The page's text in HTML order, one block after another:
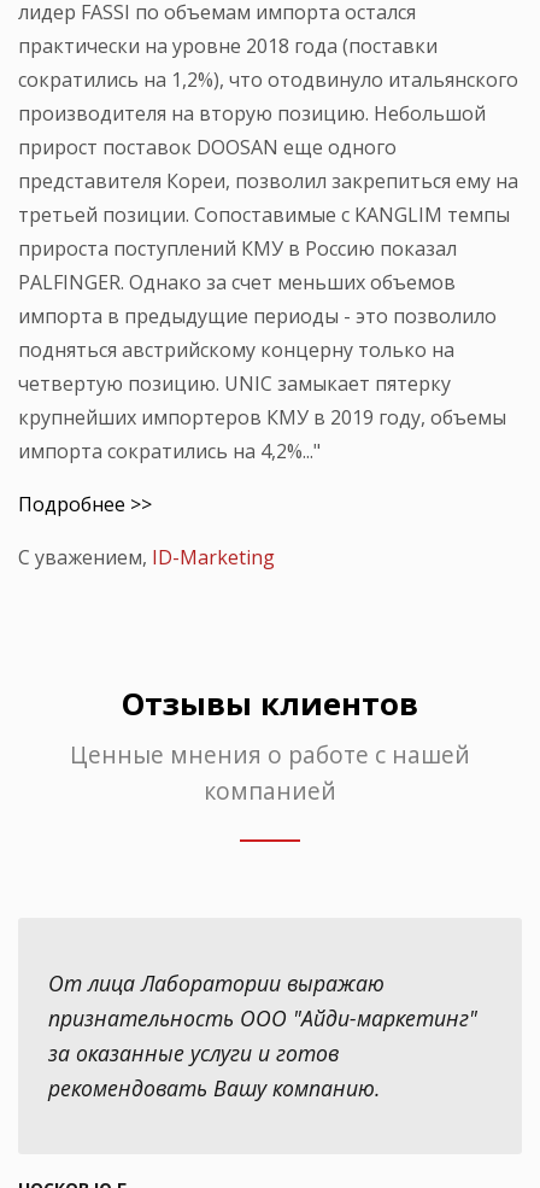
лидер FASSI по объемам импорта остался
практически на уровне 2018 года (поставки
сократились на 1,2%), что отодвинуло итальянского
производителя на вторую позицию. Небольшой
прирост поставок DOOSAN еще одного
представителя Кореи, позволил закрепиться ему на
третьей позиции. Сопоставимые с KANGLIM темпы
прироста поступлений КМУ в Россию показал
PALFINGER. Однако за счет меньших объемов
импорта в предыдущие периоды - это позволило
подняться австрийскому концерну только на
четвертую позицию. UNIC замыкает пятерку
крупнейших импортеров КМУ в 2019 году, объемы
импорта сократились на 4,2%..."
Подробнее >>
С уважением, ID-Marketing
Отзывы клиентов
Ценные мнения о работе с нашей
компанией
От лица Лаборатории выражаю
признательность ООО "Айди-маркетинг"
за оказанные услуги и готов
рекомендовать Вашу компанию.